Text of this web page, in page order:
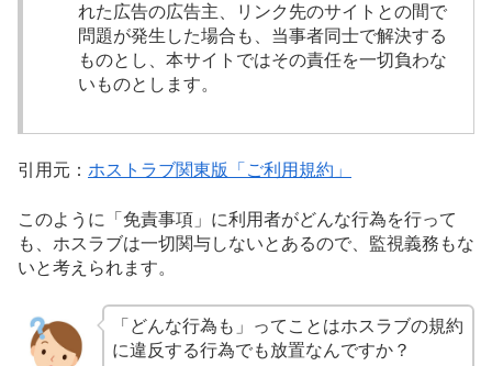
れた広告の広告主、リンク先のサイトとの間で
問題が発生した場合も、当事者同士で解決する
ものとし、本サイトではその責任を一切負わな
いものとします。
引用元： ホストラブ関東版「ご利用規約」
このように「免責事項」に利用者がどんな行為を行って
も、ホスラブは一切関与しないとあるので、監視義務もな
いと考えられます。
「どんな行為も」ってことはホスラブの規約
に違反する行為でも放置なんですか？